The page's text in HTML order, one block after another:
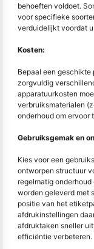
behoeften voldoet.
voor specifieke
verduidelijkt voordat
Kosten:
Bepaal een geschikte
zorgvuldig
apparatuurkosten
verbruiksmaterialen
onderhoud om ervoor
Gebruiksgemak en
Kies voor een
ontworpen structuur
regelmatig
worden geleverd met
positie van het
afdrukinstellingen
afdruktaken sneller
efficiëntie verbeteren.